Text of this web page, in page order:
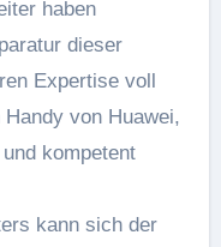
haben
dieser
Expertise voll
von Huawei,
kompetent
kann sich der